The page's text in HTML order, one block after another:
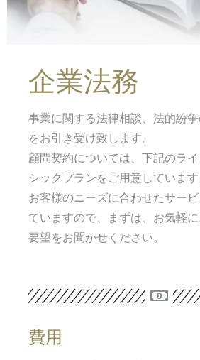
企業法務
事業に関する法律相談、法的紛
をお引き受け致します。
顧問契約については、下記のラ
シックプランをご用意しています
お客様のニーズに合わせたサー
ていますので、まずは、お気軽
要望をお聞かせください。
費用